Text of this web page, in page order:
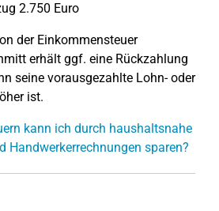
2.750 Euro
der Einkommensteuer
erhält ggf. eine Rückzahlung
seine vorausgezahlte Lohn- oder
ist.
kann ich durch haushaltsnahe
Handwerkerrechnungen sparen?